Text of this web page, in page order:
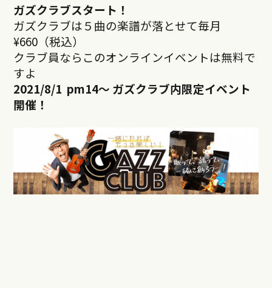
ガズクラブスタート！
ガズクラブは５曲の楽譜が落とせて毎月
¥660（税込）
クラブ員ならこのオンラインイベントは無料で
すよ
2021/8/1 pm14～ ガズクラブ内限定イベント
開催！